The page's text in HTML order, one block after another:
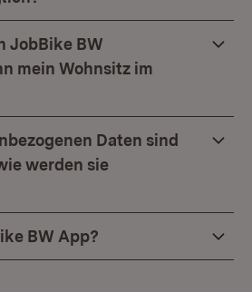
JobBike BW
mein Wohnsitz im
Daten sind
werden sie
BW App?